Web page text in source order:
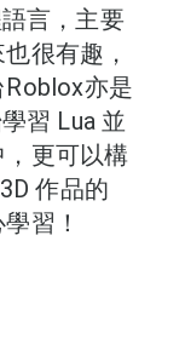
言，主要
很有趣，
亦是
習 Lua 並
更可以構
作品的
習！